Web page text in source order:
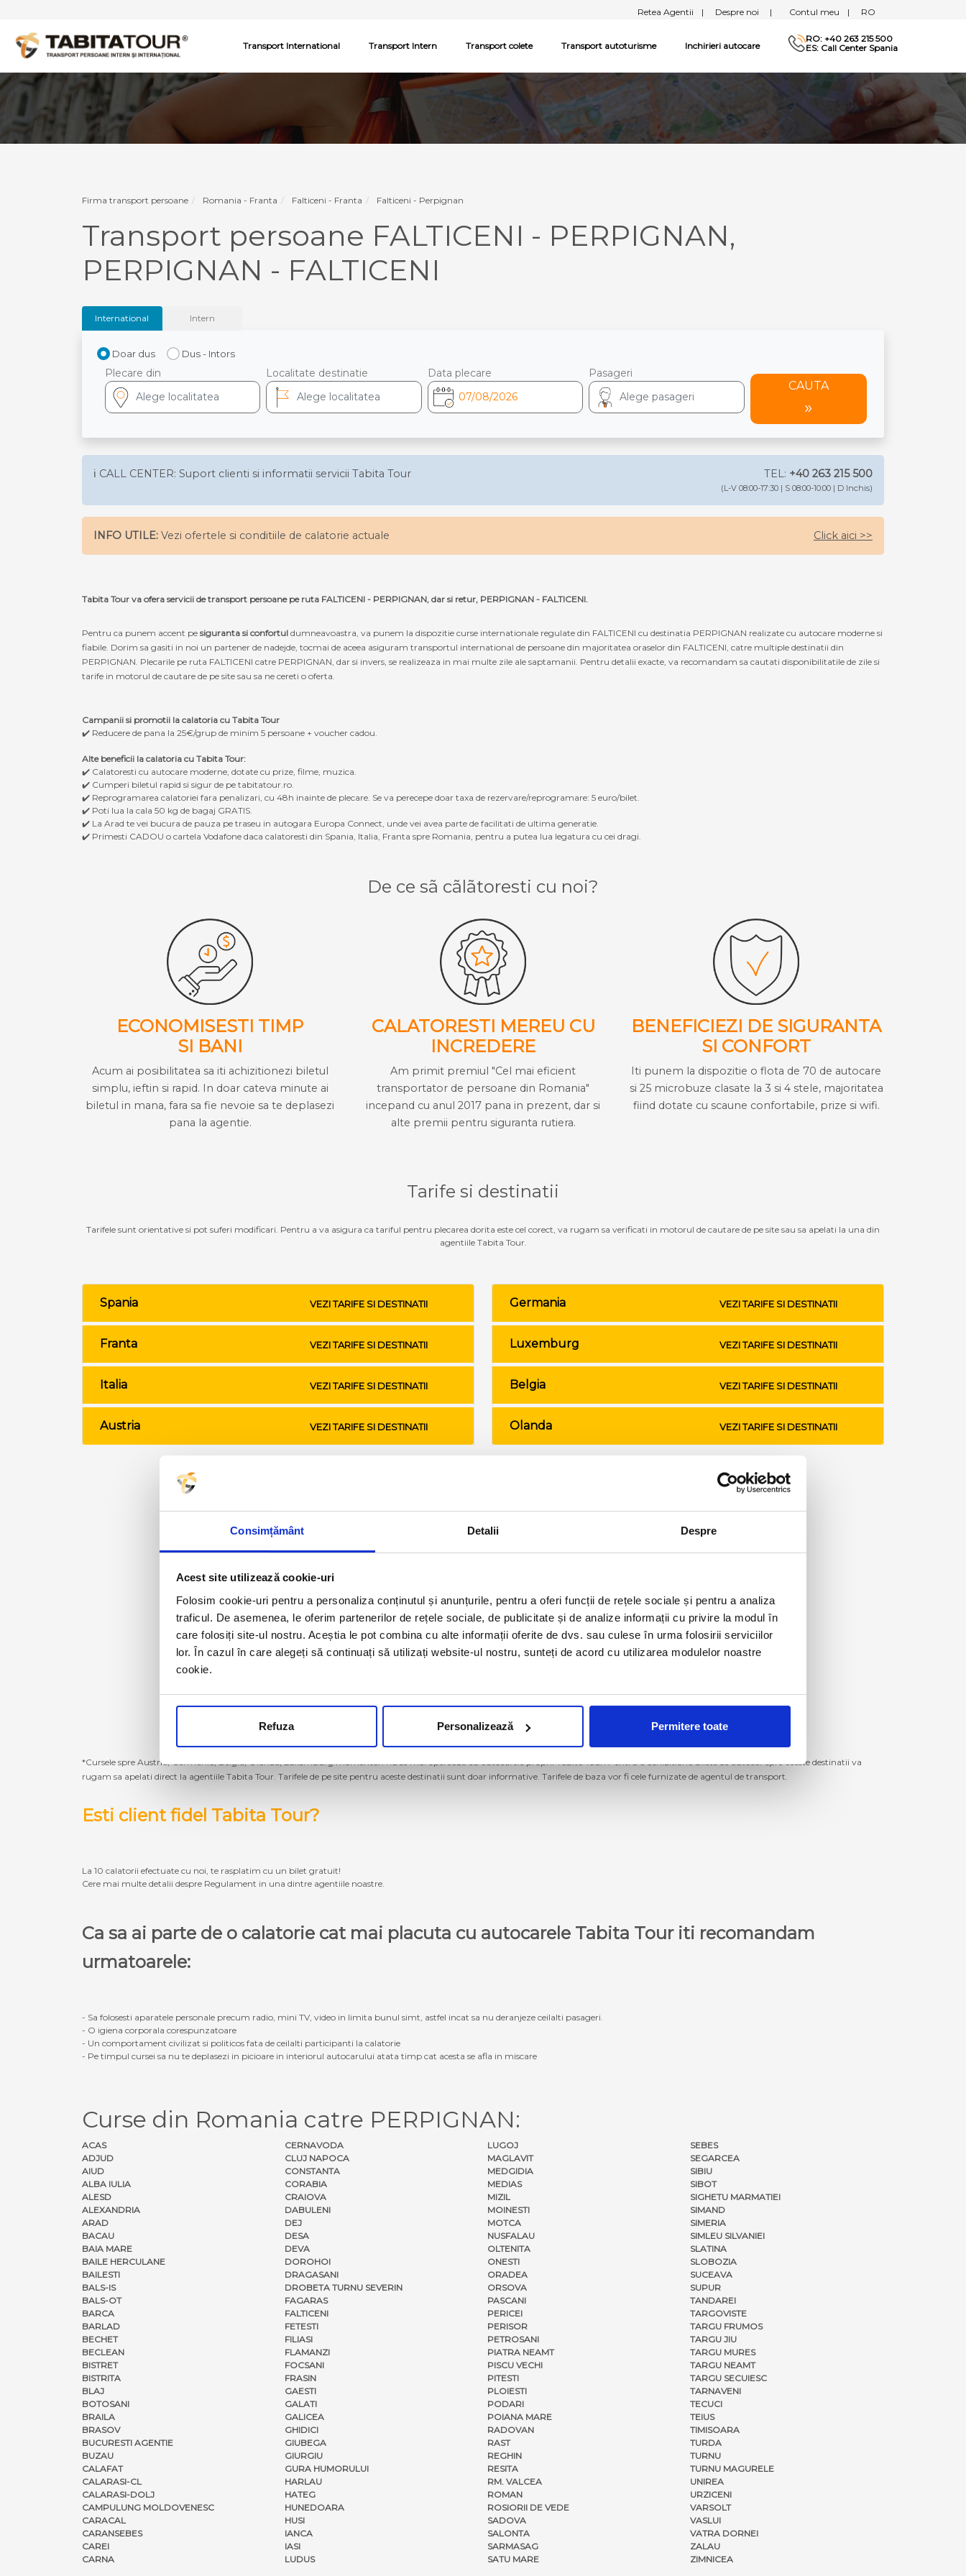
Consimțământ Detalii Despre
Acest site utilizează cookie-uri
Folosim cookie-uri pentru a personaliza conținutul și anunțurile, pentru a oferi funcții de rețele sociale și pentru a analiza
traficul. De asemenea, le oferim partenerilor de rețele sociale, de publicitate și de analize informații cu privire la modul în
care folosiți site-ul nostru. Aceștia le pot combina cu alte informații oferite de dvs. sau culese în urma folosirii serviciilor
lor. În cazul în care alegeți să continuați să utilizați website-ul nostru, sunteți de acord cu utilizarea modulelor noastre
cookie.
Refuza Personalizează Permitere toate
Retea Agentii | Despre noi | Contul meu | RO
Transport International Transport Intern Transport colete Transport autoturisme Inchirieri autocare
RO: +40 263 215 500
ES: Call Center Spania
Firma transport persoane Romania - Franta Falticeni - Franta Falticeni - Perpignan
Transport persoane FALTICENI - PERPIGNAN,
PERPIGNAN - FALTICENI
International Intern
Doar dus Dus - Intors
Plecare din Localitate destinatie Data plecare Pasageri
CAUTA
ℹ️ CALL CENTER: Suport clienti si informatii servicii Tabita Tour TEL: +40 263 215 500
(L-V 08:00-17:30 | S 08:00-10:00 | D Inchis)
INFO UTILE: Vezi ofertele si conditiile de calatorie actuale Click aici >>
Tabita Tour va ofera servicii de transport persoane pe ruta FALTICENI - PERPIGNAN, dar si retur, PERPIGNAN - FALTICENI.
Pentru ca punem accent pe siguranta si confortul dumneavoastra, va punem la dispozitie curse internationale regulate din FALTICENI cu destinatia PERPIGNAN realizate cu autocare moderne si
fiabile. Dorim sa gasiti in noi un partener de nadejde, tocmai de aceea asiguram transportul international de persoane din majoritatea oraselor din FALTICENI, catre multiple destinatii din
PERPIGNAN. Plecarile pe ruta FALTICENI catre PERPIGNAN, dar si invers, se realizeaza in mai multe zile ale saptamanii. Pentru detalii exacte, va recomandam sa cautati disponibilitatile de zile si
tarife in motorul de cautare de pe site sau sa ne cereti o oferta.
Campanii si promotii la calatoria cu Tabita Tour
✔️ Reducere de pana la 25€/grup de minim 5 persoane + voucher cadou.
Alte beneficii la calatoria cu Tabita Tour:
✔️ Calatoresti cu autocare moderne, dotate cu prize, filme, muzica.
✔️ Cumperi biletul rapid si sigur de pe tabitatour.ro.
✔️ Reprogramarea calatoriei fara penalizari, cu 48h inainte de plecare. Se va perecepe doar taxa de rezervare/reprogramare: 5 euro/bilet.
✔️ Poti lua la cala 50 kg de bagaj GRATIS.
✔️ La Arad te vei bucura de pauza pe traseu in autogara Europa Connect, unde vei avea parte de facilitati de ultima generatie.
✔️ Primesti CADOU o cartela Vodafone daca calatoresti din Spania, Italia, Franta spre Romania, pentru a putea lua legatura cu cei dragi.
De ce sã cãlãtoresti cu noi?
ECONOMISESTI TIMP
SI BANI
Acum ai posibilitatea sa iti achizitionezi biletul
simplu, ieftin si rapid. In doar cateva minute ai
biletul in mana, fara sa fie nevoie sa te deplasezi
pana la agentie.
CALATORESTI MEREU CU
INCREDERE
Am primit premiul "Cel mai eficient
transportator de persoane din Romania"
incepand cu anul 2017 pana in prezent, dar si
alte premii pentru siguranta rutiera.
BENEFICIEZI DE SIGURANTA
SI CONFORT
Iti punem la dispozitie o flota de 70 de autocare
si 25 microbuze clasate la 3 si 4 stele, majoritatea
fiind dotate cu scaune confortabile, prize si wifi.
Tarife si destinatii
Tarifele sunt orientative si pot suferi modificari. Pentru a va asigura ca tariful pentru plecarea dorita este cel corect, va rugam sa verificati in motorul de cautare de pe site sau sa apelati la una din
agentiile Tabita Tour.
Spania VEZI TARIFE SI DESTINATII
Franta VEZI TARIFE SI DESTINATII
Italia VEZI TARIFE SI DESTINATII
Austria VEZI TARIFE SI DESTINATII
Germania VEZI TARIFE SI DESTINATII
Luxemburg VEZI TARIFE SI DESTINATII
Belgia VEZI TARIFE SI DESTINATII
Olanda VEZI TARIFE SI DESTINATII
*Cursele spre Austria, Germania, Belgia, Olanda, Luxemburg momentan nu se mai operează cu autocarele proprii Tabita Tour. Pentru a achizitiona bilete de autocar spre aceste destinatii va
rugam sa apelati direct la agentiile Tabita Tour. Tarifele de pe site pentru aceste destinatii sunt doar informative. Tarifele de baza vor fi cele furnizate de agentul de transport.
Esti client fidel Tabita Tour?
La 10 calatorii efectuate cu noi, te rasplatim cu un bilet gratuit!
Cere mai multe detalii despre Regulament in una dintre agentiile noastre.
Ca sa ai parte de o calatorie cat mai placuta cu autocarele Tabita Tour iti recomandam
urmatoarele:
- Sa folosesti aparatele personale precum radio, mini TV, video in limita bunul simt, astfel incat sa nu deranjeze ceilalti pasageri.
- O igiena corporala corespunzatoare
- Un comportament civilizat si politicos fata de ceilalti participanti la calatorie
- Pe timpul cursei sa nu te deplasezi in picioare in interiorul autocarului atata timp cat acesta se afla in miscare
Curse din Romania catre PERPIGNAN:
ACAS
ADJUD
AIUD
ALBA IULIA
ALESD
ALEXANDRIA
ARAD
BACAU
BAIA MARE
BAILE HERCULANE
BAILESTI
BALS-IS
BALS-OT
BARCA
BARLAD
BECHET
BECLEAN
BISTRET
BISTRITA
BLAJ
BOTOSANI
BRAILA
BRASOV
BUCURESTI AGENTIE
BUZAU
CALAFAT
CALARASI-CL
CALARASI-DOLJ
CAMPULUNG MOLDOVENESC
CARACAL
CARANSEBES
CAREI
CARNA
CERNAVODA
CLUJ NAPOCA
CONSTANTA
CORABIA
CRAIOVA
DABULENI
DEJ
DESA
DEVA
DOROHOI
DRAGASANI
DROBETA TURNU SEVERIN
FAGARAS
FALTICENI
FETESTI
FILIASI
FLAMANZI
FOCSANI
FRASIN
GAESTI
GALATI
GALICEA
GHIDICI
GIUBEGA
GIURGIU
GURA HUMORULUI
HARLAU
HATEG
HUNEDOARA
HUSI
IANCA
IASI
LUDUS
LUGOJ
MAGLAVIT
MEDGIDIA
MEDIAS
MIZIL
MOINESTI
MOTCA
NUSFALAU
OLTENITA
ONESTI
ORADEA
ORSOVA
PASCANI
PERICEI
PERISOR
PETROSANI
PIATRA NEAMT
PISCU VECHI
PITESTI
PLOIESTI
PODARI
POIANA MARE
RADOVAN
RAST
REGHIN
RESITA
RM. VALCEA
ROMAN
ROSIORII DE VEDE
SADOVA
SALONTA
SARMASAG
SATU MARE
SEBES
SEGARCEA
SIBIU
SIBOT
SIGHETU MARMATIEI
SIMAND
SIMERIA
SIMLEU SILVANIEI
SLATINA
SLOBOZIA
SUCEAVA
SUPUR
TANDAREI
TARGOVISTE
TARGU FRUMOS
TARGU JIU
TARGU MURES
TARGU NEAMT
TARGU SECUIESC
TARNAVENI
TECUCI
TEIUS
TIMISOARA
TURDA
TURNU
TURNU MAGURELE
UNIREA
URZICENI
VARSOLT
VASLUI
VATRA DORNEI
ZALAU
ZIMNICEA